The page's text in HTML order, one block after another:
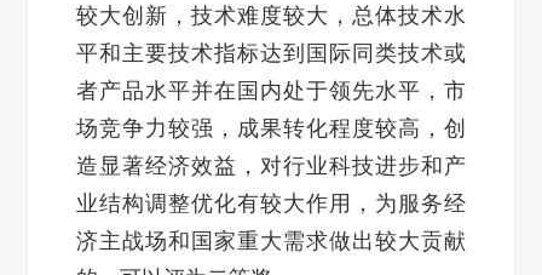
较大创新，技术难度较大，总体技术水
平和主要技术指标达到国际同类技术或
者产品水平并在国内处于领先水平，市
场竞争力较强，成果转化程度较高，创
造显著经济效益，对行业科技进步和产
业结构调整优化有较大作用，为服务经
济主战场和国家重大需求做出较大贡献